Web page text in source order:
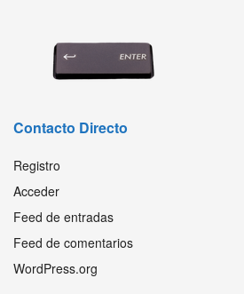
Contacto Directo
Registro
Acceder
Feed de entradas
Feed de comentarios
WordPress.org